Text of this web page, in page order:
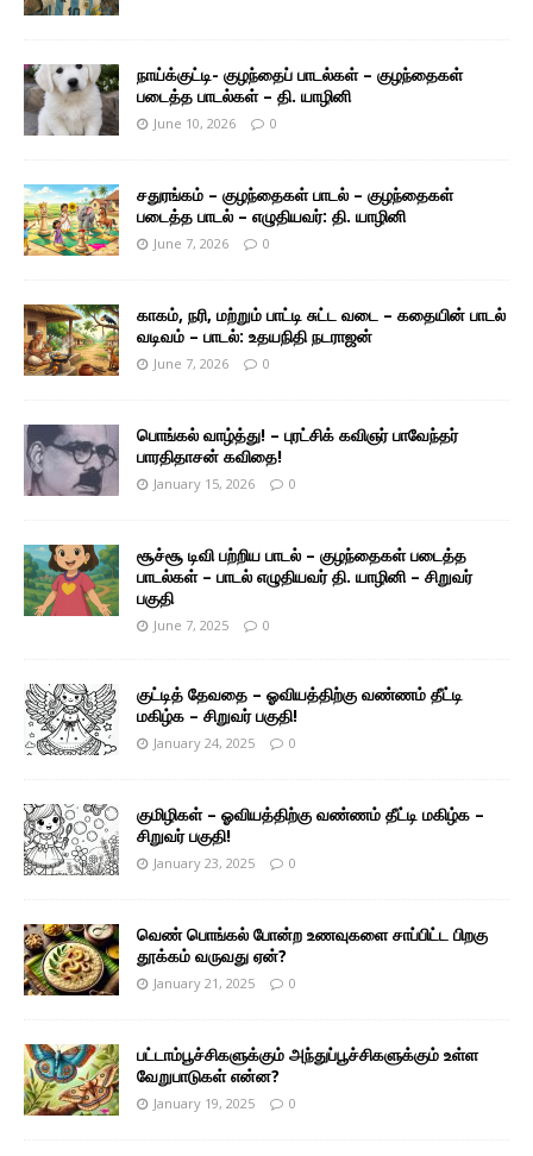
நாய்க்குட்டி- குழந்தைப் பாடல்கள் – குழந்தைகள்
படைத்த பாடல்கள் – தி. யாழினி
June 10, 2026 0
சதுரங்கம் – குழந்தைகள் பாடல் – குழந்தைகள்
படைத்த பாடல் – எழுதியவர்: தி. யாழினி
June 7, 2026 0
காகம், நரி, மற்றும் பாட்டி சுட்ட வடை – கதையின் பாடல்
வடிவம் – பாடல்: உதயநிதி நடராஜன்
June 7, 2026 0
பொங்கல் வாழ்த்து! – புரட்சிக் கவிஞர் பாவேந்தர்
பாரதிதாசன் கவிதை!
January 15, 2026 0
சூச்சூ டிவி பற்றிய பாடல் – குழந்தைகள் படைத்த
பாடல்கள் – பாடல் எழுதியவர் தி. யாழினி – சிறுவர்
பகுதி
June 7, 2025 0
குட்டித் தேவதை – ஓவியத்திற்கு வண்ணம் தீட்டி
மகிழ்க – சிறுவர் பகுதி!
January 24, 2025 0
குமிழிகள் – ஓவியத்திற்கு வண்ணம் தீட்டி மகிழ்க –
சிறுவர் பகுதி!
January 23, 2025 0
வெண் பொங்கல் போன்ற உணவுகளை சாப்பிட்ட பிறகு
தூக்கம் வருவது ஏன்?
January 21, 2025 0
பட்டாம்பூச்சிகளுக்கும் அந்துப்பூச்சிகளுக்கும் உள்ள
வேறுபாடுகள் என்ன?
January 19, 2025 0